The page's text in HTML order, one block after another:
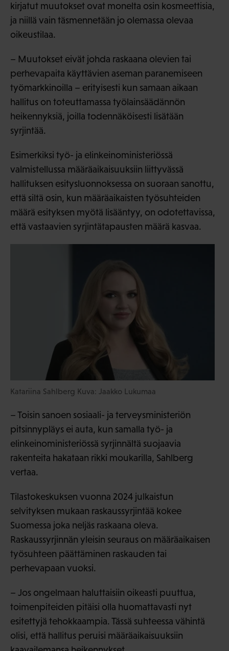
kirjatut muutokset ovat monelta osin kosmeettisia,
ja niillä vain täsmennetään jo olemassa olevaa
oikeustilaa.
– Muutokset eivät johda raskaana olevien tai
perhevapaita käyttävien aseman paranemiseen
työmarkkinoilla – erityisesti kun samaan aikaan
hallitus on toteuttamassa työlainsäädännön
heikennyksiä, joilla todennäköisesti lisätään
syrjintää.
Esimerkiksi työ- ja elinkeinoministeriössä
valmistellussa määräaikaisuuksiin liittyvässä
hallituksen esitysluonnoksessa on suoraan sanottu,
että siltä osin, kun määräaikaisten työsuhteiden
määrä esityksen myötä lisääntyy, on odotettavissa,
että vastaavien syrjintätapausten määrä kasvaa.
Katariina Sahlberg Kuva: Jaakko Lukumaa
– Toisin sanoen sosiaali- ja terveysministeriön
pitsinnypläys ei auta, kun samalla työ- ja
elinkeinoministeriössä syrjinnältä suojaavia
rakenteita hakataan rikki moukarilla, Sahlberg
vertaa.
Tilastokeskuksen vuonna 2024 julkaistun
selvityksen mukaan raskaussyrjintää kokee
Suomessa joka neljäs raskaana oleva.
Raskaussyrjinnän yleisin seuraus on määräaikaisen
työsuhteen päättäminen raskauden tai
perhevapaan vuoksi.
– Jos ongelmaan haluttaisiin oikeasti puuttua,
toimenpiteiden pitäisi olla huomattavasti nyt
esitettyjä tehokkaampia. Tässä suhteessa vähintä
olisi, että hallitus peruisi määräaikaisuuksiin